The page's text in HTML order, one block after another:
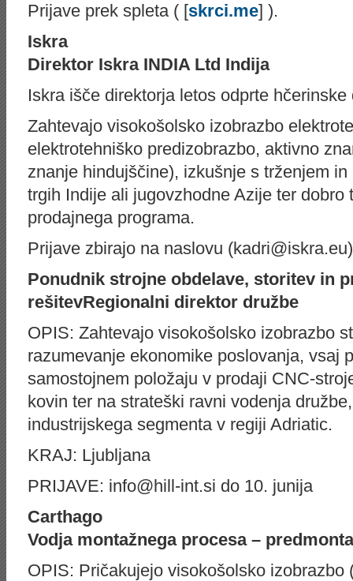
Prijave prek spleta ( [skrci.me] ).
Iskra
Direktor Iskra INDIA Ltd Indija
Iskra išče direktorja letos odprte
Zahtevajo visokošolsko izo­brazbo
elektrotehniško predizobrazbo, aktivno
znanje hindujščine), izkušnje s trženjem
trgih Indije ali jugovzhodne Azije ter dobro
prodajnega programa.
Prijave zbirajo na naslovu
Ponudnik strojne obdelave, storitev in
rešitevRegionalni direktor družbe
OPIS: Zahtevajo visokošolsko izobrazbo
razumevanje ekonomike poslovanja, vsaj
samostojnem položaju v prodaji CNC-
kovin ter na strateški ravni vodenja
industrijskega segmenta v regiji Adriatic.
KRAJ: Ljubljana
PRIJAVE: info@hill-int.si do 10. junija
Carthago
Vodja montažnega procesa –
OPIS: Pričakujejo visokošolsko izobrazbo